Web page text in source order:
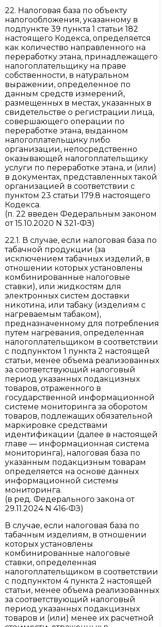
22. Налоговая база по объекту
налогообложения, указанному в
подпункте 39 пункта 1 статьи 182
настоящего Кодекса, определяется
как количество направленного на
переработку этана, принадлежащего
налогоплательщику на праве
собственности, в натуральном
выражении, определенное по
данным средств измерений,
размещенных в местах, указанных в
свидетельстве о регистрации лица,
совершающего операции по
переработке этана, выданном
налогоплательщику либо
организации, непосредственно
оказывающей налогоплательщику
услуги по переработке этана, и (или)
в документах, представленных такой
организацией в соответствии с
пунктом 23 статьи 179.8 настоящего
Кодекса.
(п. 22 введен Федеральным законом
от 15.10.2020 N 321-ФЗ)
22.1. В случае, если налоговая база по
табачной продукции (за
исключением табачных изделий, в
отношении которых установлены
комбинированные налоговые
ставки), или жидкостям для
электронных систем доставки
никотина, или табаку (изделиям с
нагреваемым табаком),
предназначенному для потребления
путем нагревания, определенная
налогоплательщиком в соответствии
с подпунктом 1 пункта 2 настоящей
статьи, менее объема реализованных
за соответствующий налоговый
период указанных подакцизных
товаров, отраженного в
государственной информационной
системе мониторинга за оборотом
товаров, подлежащих обязательной
маркировке средствами
идентификации (далее в настоящей
главе — информационная система
мониторинга), налоговая база по
указанным подакцизным товарам
определяется на основе данных
информационной системы
мониторинга.
(в ред. Федерального закона от
29.11.2024 N 416-ФЗ)
В случае, если налоговая база по
табачным изделиям, в отношении
которых установлены
комбинированные налоговые
ставки, определенная
налогоплательщиком в соответствии
с подпунктом 4 пункта 2 настоящей
статьи, менее объема реализованных
за соответствующий налоговый
период указанных подакцизных
товаров и (или) менее их расчетной